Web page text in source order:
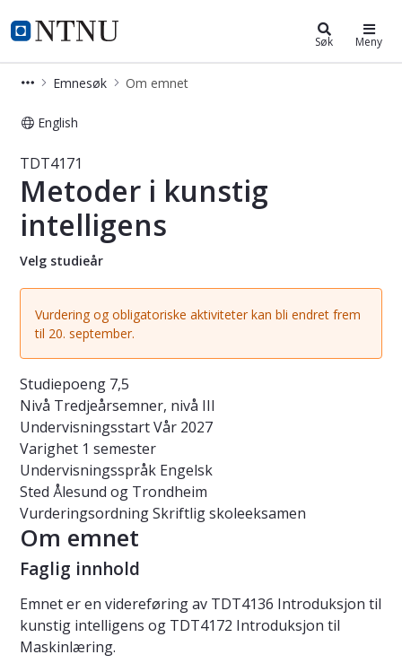
NTNU Hjemmeside
Studier Søk Meny
Emnesøk Om emnet
English
Emne - Metoder i kunstig intelligens
TDT4171
Metoder i kunstig
intelligens
Velg studieår
Vurdering og obligatoriske aktiviteter kan bli endret frem
til 20. september.
Studiepoeng 7,5
Nivå Tredjeårsemner, nivå III
UndervisningsstartVår 2027
Varighet 1 semester
Undervisningsspråk Engelsk
Sted Ålesund og Trondheim
VurderingsordningSkriftlig skoleeksamen
Om emnet
Faglig innhold
Emnet er en videreføring av TDT4136 Introduksjon til
kunstig intelligens og TDT4172 Introduksjon til
Maskinlæring.